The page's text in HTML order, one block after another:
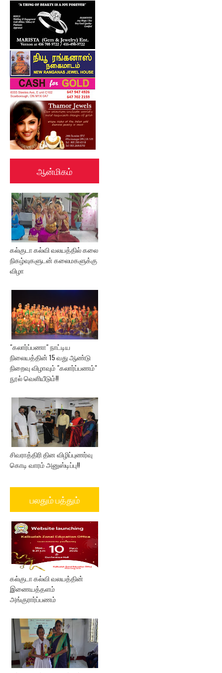
ஆன்மிகம்
கல்குடா கல்வி வலயத்தில் கலை
நிகழ்வுகளுடன் கலைமகளுக்கு
விழா
"கலார்ப்பணா" நாட்டிய
நிலையத்தின் 15 வது ஆண்டு
நிறைவு விழாவும் "கலார்ப்பணம்"
நூல் வெளியீடும்!!
சிவராத்திரி தின விழிப்புணர்வு
கொடி வாரம் அனுஸ்டிப்பு!!
பலதும் பத்தும்
கல்குடா கல்வி வலயத்தின்
இணையத்தளம்
அங்குரார்ப்பணம்